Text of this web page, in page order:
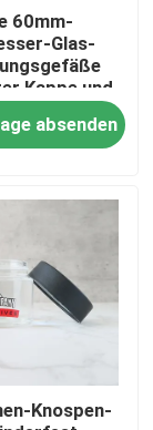
60mm-
Glas-
Kappe und
absenden
Knospen-